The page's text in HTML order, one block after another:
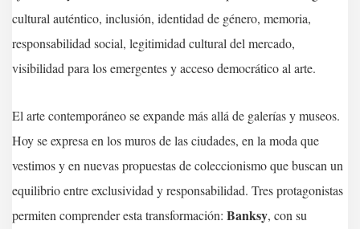
cultural auténtico, inclusión, identidad de género, memoria,
responsabilidad social, legitimidad cultural del mercado,
visibilidad para los emergentes y acceso democrático al arte.
El arte contemporáneo se expande más allá de galerías y museos.
Hoy se expresa en los muros de las ciudades, en la moda que
vestimos y en nuevas propuestas de coleccionismo que buscan un
equilibrio entre exclusividad y responsabilidad. Tres protagonistas
permiten comprender esta transformación: Banksy, con su